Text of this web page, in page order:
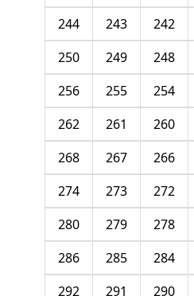
242
243
244
248
249
250
254
255
256
260
261
262
266
267
268
272
273
274
278
279
280
284
285
286
290
291
292